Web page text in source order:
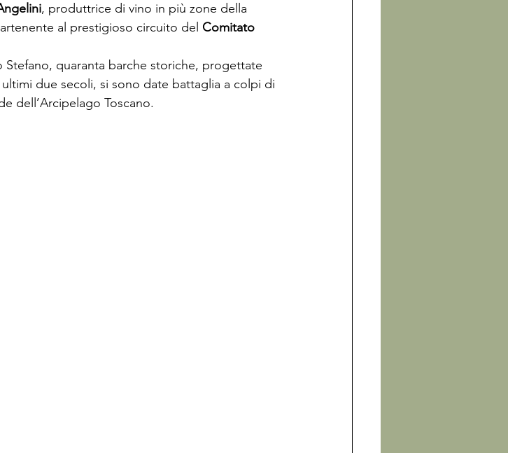
, produttrice di vino in più zone della
al prestigioso circuito del Comitato
quaranta barche storiche, progettate
due secoli, si sono date battaglia a colpi di
dell’Arcipelago Toscano.